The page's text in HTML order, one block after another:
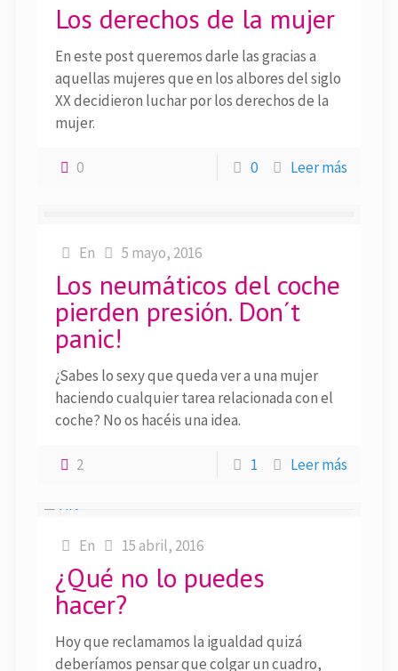
Los derechos de la mujer
En este post queremos darle las gracias a
aquellas mujeres que en los albores del siglo
XX decidieron luchar por los derechos de la
mujer.
0 0 Leer más
En 5 mayo, 2016
Los neumáticos del coche
pierden presión. Don´t
panic!
¿Sabes lo sexy que queda ver a una mujer
haciendo cualquier tarea relacionada con el
coche? No os hacéis una idea.
2 1 Leer más
En 15 abril, 2016
¿Qué no lo puedes
hacer?
Hoy que reclamamos la igualdad quizá
deberíamos pensar que colgar un cuadro,